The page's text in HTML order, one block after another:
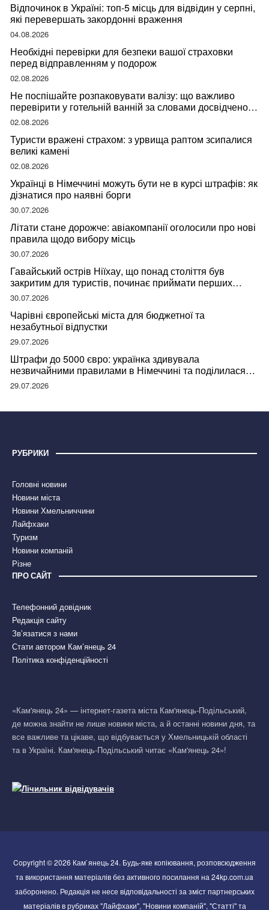
Відпочинок в Україні: топ-5 місць для відвідин у серпні,
які перевершать закордонні враження
04.08.2026
Необхідні перевірки для безпеки вашої страховки
перед відправленням у подорож
02.08.2026
Не поспішайте розпаковувати валізу: що важливо
перевірити у готельній ванній за словами досвідченої
мандрівниці
02.08.2026
Туристи вражені страхом: з урвища раптом зсипалися
великі камені
02.08.2026
Українці в Німеччині можуть бути не в курсі штрафів: як
дізнатися про наявні борги
30.07.2026
Літати стане дорожче: авіакомпанії оголосили про нові
правила щодо вибору місць
30.07.2026
Гавайський острів Ніїхау, що понад століття був
закритим для туристів, починає приймати перших
відвідувачів
30.07.2026
Чарівні європейські міста для бюджетної та
незабутньої відпустки
29.07.2026
Штрафи до 5000 євро: українка здивувала
незвичайними правилами в Німеччині та поділилася
правдою
29.07.2026
РУБРИКИ
Головні новини
Новини міста
Новини Хмельниччини
Лайфхаки
Туризм
Новини компаній
Різне
ПРО САЙТ
Телефонний довідник
Редакція сайту
Зв’язатися з нами
Стати автором Кам’янець 24
Політика конфіденційності
«Кам'янець 24» — інтернет-газета міста Кам'янець-Подільський,
де можна знайти не лише новини міста, а й останні новини дня, та
все важливе та цікаве, що відбувається у Хмельницькій області
та в Україні. Кам'янець-Подільський читає «Кам'янець 24»!
Copyright © 2026 Кам`янець 24. Будь-яке копіювання, розповсюдження
та використання матеріалів без активного посилання на 24kp.com.ua
заборонено. Редакція не несе відповідальності за зміст партнерських
матеріалів в рубриках "Лайфхаки", "Новини компаній", "Статті" та